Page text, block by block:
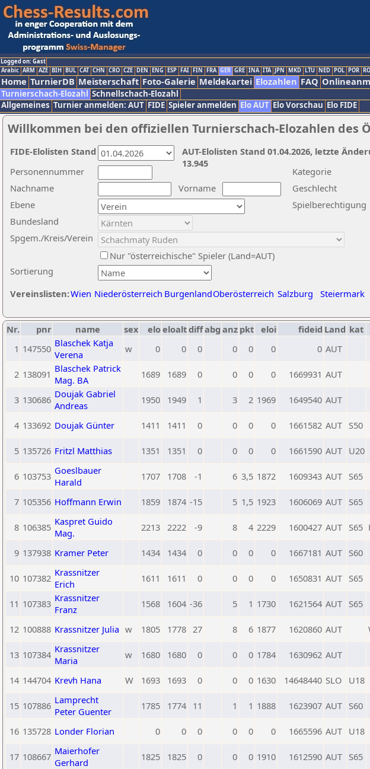
Logged on: Gast
Arabic ARM AZE BIH BUL CAT CHN CRO CZE DEN ENG ESP FAI FIN FRA GER GRE INA ITA JPN MKD LTU NED POL POR
Home TurnierDB Meisterschaft Foto-Galerie Meldekartei Elozahlen FAQ
Turnierschach-Elozahl Schnellschach-Elozahl
Allgemeines Turnier anmelden: AUT FIDE Spieler anmelden Elo AUT Elo Vorschau Elo FIDE
Willkommen bei den offiziellen Turnierschach-Elozahlen des
Nachname
Vorname
Ebene
Kategorie
Sortierung
Personennummer
Bundesland
Spgem./Kreis/Verein
Geschlecht
Nur "österreichische" Spieler (Land=AUT)
Spielberechtigung
Vereinslisten:Wien Niederösterreich BurgenlandOberösterreich Salzburg Steiermark
AUT-Elolisten Stand 01.04.2026, letzte
13.945
FIDE-Elolisten Stand
Nr. pnr name sex eloeloaltdiffabg anz pkt eloi fideid Land kat
1 147550 Blaschek Katja
Verena
w 0 0 0 0 0 0 0 AUT
2 138091 Blaschek Patrick
Mag. BA
1689 1689 0 0 0 0 1669931 AUT
3 130686 Doujak Gabriel
Andreas
1950 1949 1 3 2 1969 1649540 AUT
4 133692 Doujak Günter 1411 1411 0 0 0 0 1661582 AUT S50
5 135726 Fritzl Matthias 1351 1351 0 0 0 0 1661590 AUT U20
6 103753 Goeslbauer
Harald
1707 1708 -1 6 3,5 1872 1609343 AUT S65
7 105356 Hoffmann Erwin 1859 1874 -15 5 1,5 1923 1606069 AUT S65
8 106385 Kaspret Guido
Mag.
2213 2222 -9 8 4 2229 1600427 AUT S65
9 137938 Kramer Peter 1434 1434 0 0 0 0 1667181 AUT S60
10 107382 Krassnitzer
Erich
1611 1611 0 0 0 0 1650831 AUT S65
11 107383 Krassnitzer
Franz
1568 1604 -36 5 1 1730 1621564 AUT S65
12 100888 Krassnitzer Julia w 1805 1778 27 8 6 1877 1620860 AUT
13 107384 Krassnitzer
Maria
w 1680 1680 0 0 0 1784 1630962 AUT
14 144704 Krevh Hana W 1693 1693 0 0 0 1630 14648440 SLO U18
15 107886 Lamprecht
Peter Guenter
1785 1774 11 1 1 1888 1623907 AUT S60
16 135728 Londer Florian 0 0 0 0 0 0 1665596 AUT U18
17 108667 Maierhofer
Gerhard
1825 1825 0 0 0 1910 1612590 AUT S65